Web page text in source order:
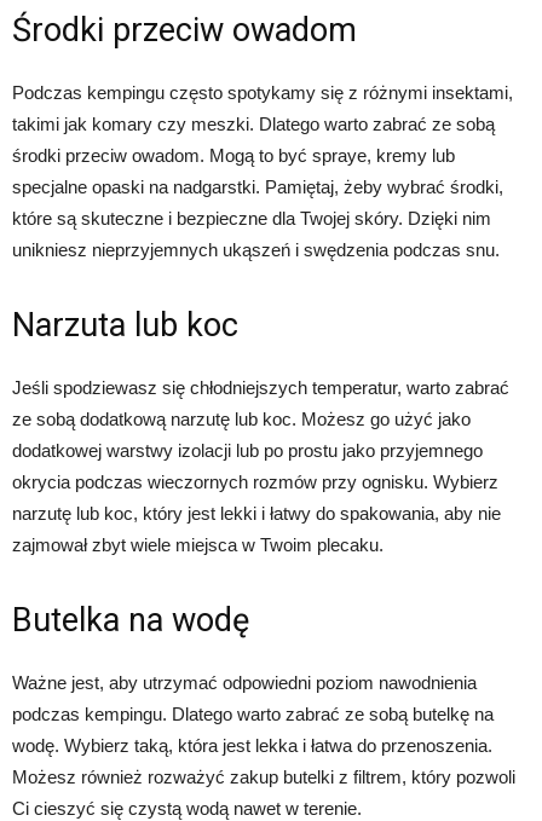
Środki przeciw owadom
Podczas kempingu często spotykamy się z różnymi insektami,
takimi jak komary czy meszki. Dlatego warto zabrać ze sobą
środki przeciw owadom. Mogą to być spraye, kremy lub
specjalne opaski na nadgarstki. Pamiętaj, żeby wybrać środki,
które są skuteczne i bezpieczne dla Twojej skóry. Dzięki nim
unikniesz nieprzyjemnych ukąszeń i swędzenia podczas snu.
Narzuta lub koc
Jeśli spodziewasz się chłodniejszych temperatur, warto zabrać
ze sobą dodatkową narzutę lub koc. Możesz go użyć jako
dodatkowej warstwy izolacji lub po prostu jako przyjemnego
okrycia podczas wieczornych rozmów przy ognisku. Wybierz
narzutę lub koc, który jest lekki i łatwy do spakowania, aby nie
zajmował zbyt wiele miejsca w Twoim plecaku.
Butelka na wodę
Ważne jest, aby utrzymać odpowiedni poziom nawodnienia
podczas kempingu. Dlatego warto zabrać ze sobą butelkę na
wodę. Wybierz taką, która jest lekka i łatwa do przenoszenia.
Możesz również rozważyć zakup butelki z filtrem, który pozwoli
Ci cieszyć się czystą wodą nawet w terenie.